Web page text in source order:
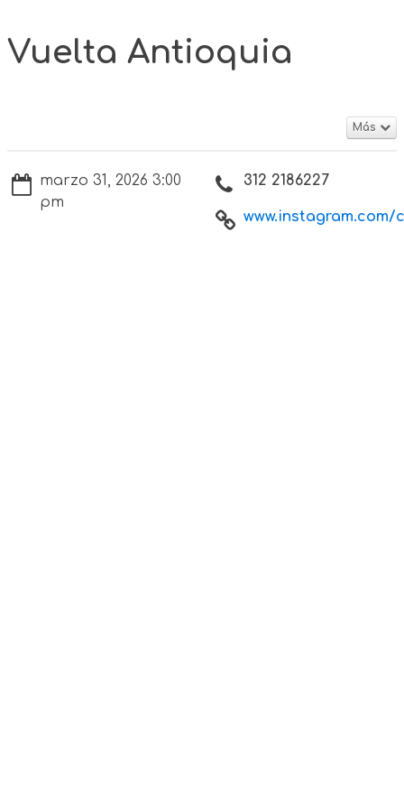
Vuelta Antioquia
Más
marzo 31, 2026 3:00
pm
312 2186227
www.instagram.com/